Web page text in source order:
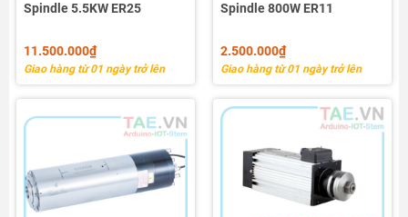
Spindle 5.5KW ER25
11.500.000₫
Giao hàng từ 01 ngày trở lên
Spindle 800W ER11
2.500.000₫
Giao hàng từ 01 ngày trở lên